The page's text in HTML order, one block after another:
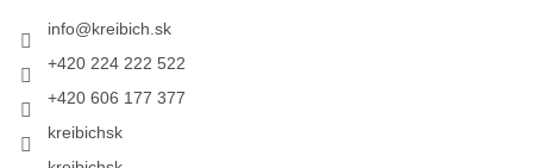
info@kreibich.sk
+420 224 222 522
+420 606 177 377
kreibichsk